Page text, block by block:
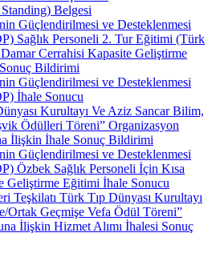
Belgesi
Güçlendirilmesi ve Desteklenmesi
Sağlık Personeli 2. Tur Eğitimi (Türk
Cerrahisi Kapasite Geliştirme
Bildirimi
Güçlendirilmesi ve Desteklenmesi
İhale Sonucu
Kurultayı Ve Aziz Sancar Bilim,
Ödülleri Töreni” Organizasyon
İlişkin İhale Sonuç Bildirimi
Güçlendirilmesi ve Desteklenmesi
Özbek Sağlık Personeli İçin Kısa
Geliştirme Eğitimi İhale Sonucu
Teşkilatı Türk Tıp Dünyası Kurultayı
Ortak Geçmişe Vefa Ödül Töreni”
İlişkin Hizmet Alımı İhalesi Sonuç